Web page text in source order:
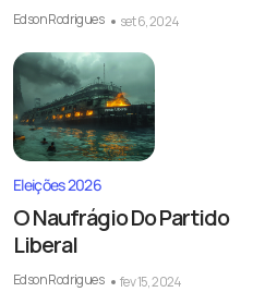
Edson Rodrigues set 6, 2024
Eleições 2026
O Naufrágio Do Partido
Liberal
Edson Rodrigues fev 15, 2024